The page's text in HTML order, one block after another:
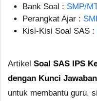
Bank Soal : SMP/
Perangkat Ajar :
Kisi-Kisi Soal SAS :
Artikel Soal SAS IPS
dengan Kunci Jawaban
untuk membantu guru,